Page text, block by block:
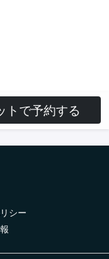
トで予約する
シー